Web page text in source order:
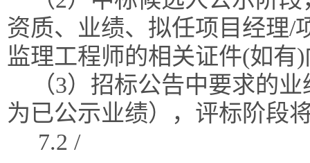
资质、业绩、拟任项目经理/
监理工程师的相关证件(如有
（3）招标公告中要求的
为已公示业绩），评标阶段
7.2 /